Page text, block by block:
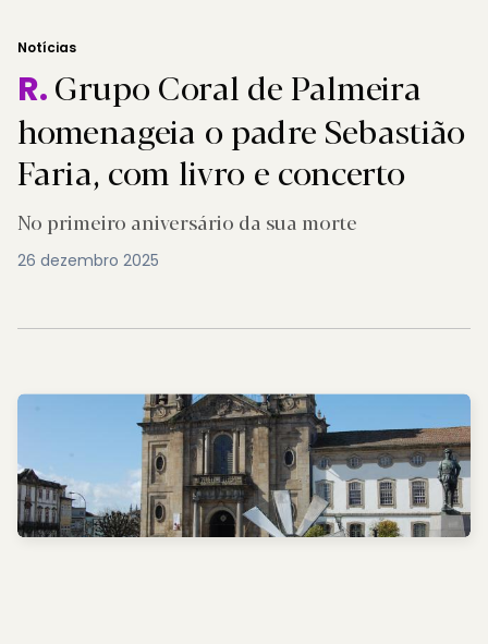
Notícias
R.Grupo Coral de Palmeira
homenageia o padre Sebastião
Faria, com livro e concerto
No primeiro aniversário da sua morte
26 dezembro 2025